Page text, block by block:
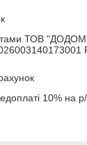
ТОВ
10% на